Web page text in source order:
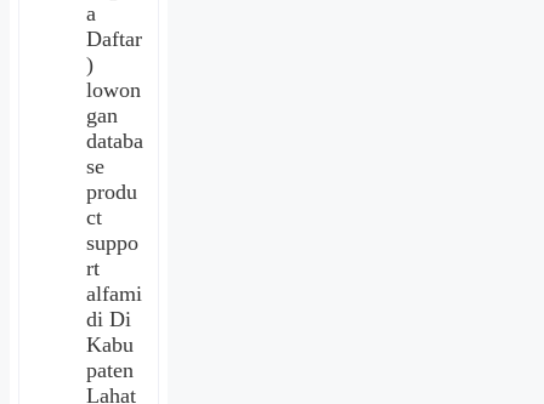
a
Daftar
)
lowon
gan
databa
se
produ
ct
suppo
rt
alfami
di Di
Kabu
paten
Lahat